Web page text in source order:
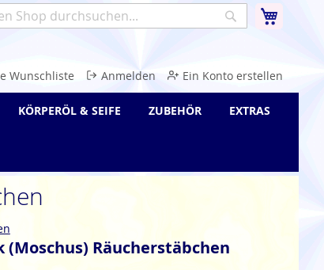
Suche
Wunschliste Anmelden Ein Konto erstellen
(Moschus) Räucherstäbchen
KÖRPERÖL & SEIFE ZUBEHÖR EXTRAS